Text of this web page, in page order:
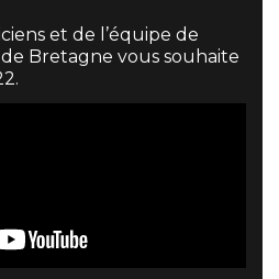
et de l’équipe de
de Bretagne vous souhaite